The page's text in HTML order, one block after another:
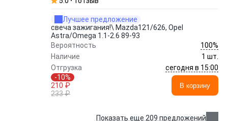
Лучшее предложение
свеча зажигания!\ Mazda121/626, Opel
Astra/Omega 1.1-2.6 89-93
Вероятность
100%
Наличие
1 шт.
Отгрузка
сегодня в 15:00
-10%
210 ₽
233 ₽
В корзину
Показать еще 209 предложений